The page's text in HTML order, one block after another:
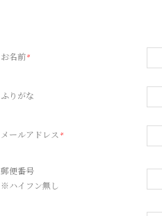
お名前*
ふりがな
メールアドレス *
郵便番号
※ハイフン無し